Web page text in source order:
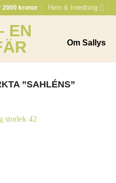
2000 kronor Hem & Inredning
Om Sallys
”SAHLÉNS”